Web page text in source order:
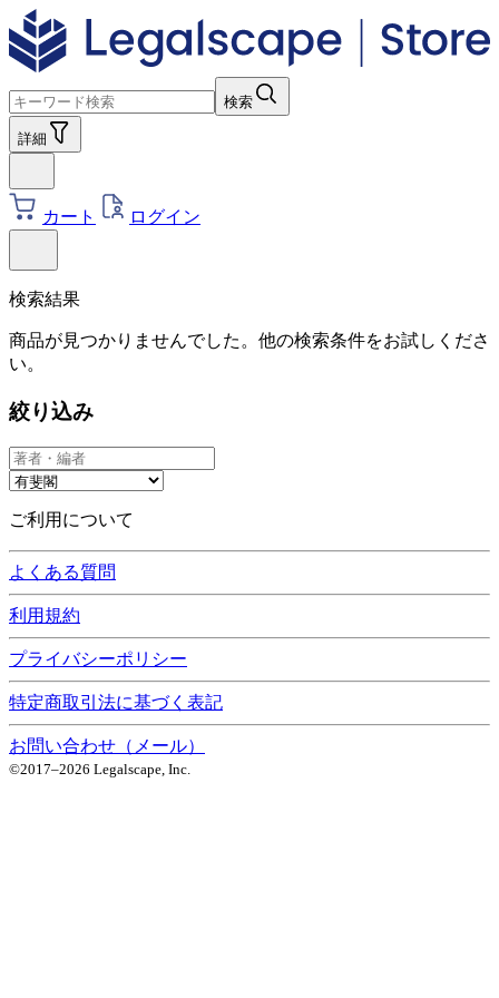
検索
詳細
カート ログイン
検索結果
商品が見つかりませんでした。他の検索条件をお試しくださ
い。
絞り込み
ご利用について
よくある質問
利用規約
プライバシーポリシー
特定商取引法に基づく表記
お問い合わせ（メール）
©2017–2026 Legalscape, Inc.